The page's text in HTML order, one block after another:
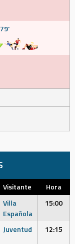
79'
Visitante
Hora
Villa
Española
15:00
Juventud 12:15